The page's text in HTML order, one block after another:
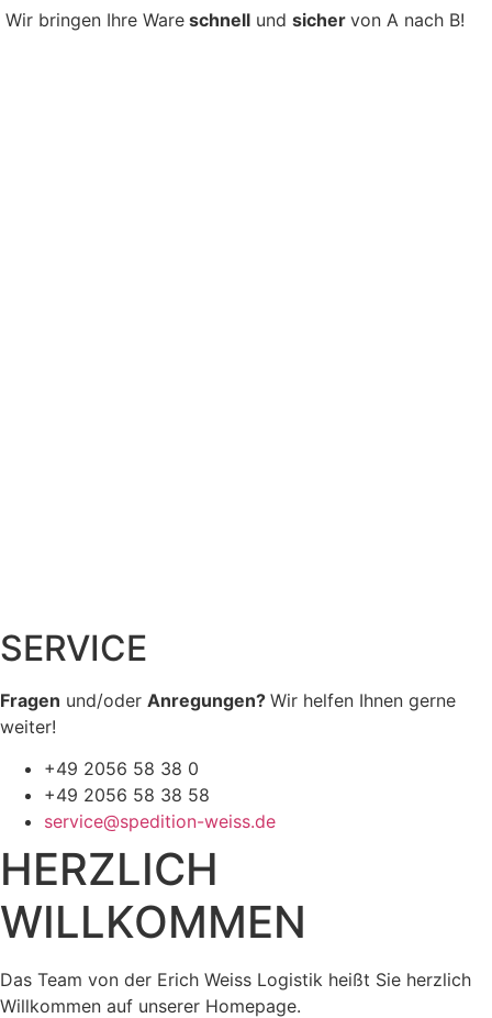
Wir bringen Ihre Ware schnell und sicher von A nach B!
SERVICE
Fragen und/oder Anregungen? Wir helfen Ihnen gerne
weiter!
+49 2056 58 38 0
+49 2056 58 38 58
service@spedition-weiss.de
HERZLICH
WILLKOMMEN
Das Team von der Erich Weiss Logistik heißt Sie herzlich
Willkommen auf unserer Homepage.